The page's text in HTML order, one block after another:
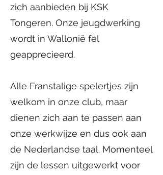
zich aanbieden bij KSK
Tongeren. Onze jeugdwerking
wordt in Wallonië fel
geapprecieerd.
Alle Franstalige spelertjes zijn
welkom in onze club, maar
dienen zich aan te passen aan
onze werkwijze en dus ook aan
de Nederlandse taal. Momenteel
zijn de lessen uitgewerkt voor